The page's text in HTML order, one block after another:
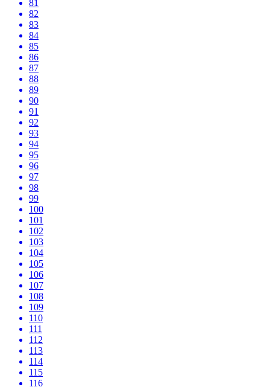
81
82
83
84
85
86
87
88
89
90
91
92
93
94
95
96
97
98
99
100
101
102
103
104
105
106
107
108
109
110
111
112
113
114
115
116